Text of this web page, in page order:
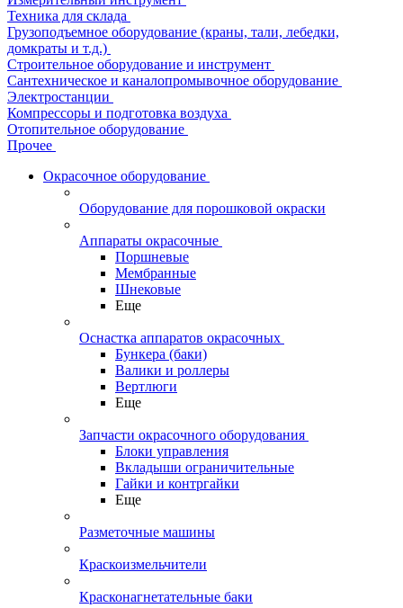
Техника для склада
Грузоподъемное оборудование (краны, тали, лебедки,
домкраты и т.д.)
Строительное оборудование и инструмент
Сантехническое и каналопромывочное оборудование
Электростанции
Компрессоры и подготовка воздуха
Отопительное оборудование
Прочее
Окрасочное оборудование
Оборудование для порошковой окраски
Аппараты окрасочные
Поршневые
Мембранные
Шнековые
Еще
Оснастка аппаратов окрасочных
Бункера (баки)
Валики и роллеры
Вертлюги
Еще
Запчасти окрасочного оборудования
Блоки управления
Вкладыши ограничительные
Гайки и контргайки
Еще
Разметочные машины
Краскоизмельчители
Красконагнетательные баки